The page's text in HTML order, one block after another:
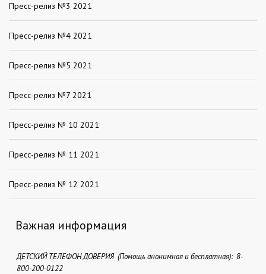
Пресс-релиз №3 2021
Пресс-релиз №4 2021
Пресс-релиз №5 2021
Пресс-релиз №7 2021
Пресс-релиз № 10 2021
Пресс-релиз № 11 2021
Пресс-релиз № 12 2021
Важная информация
ДЕТСКИЙ ТЕЛЕФОН ДОВЕРИЯ (Помощь анонимная и бесплатная): 8-
800-200-0122